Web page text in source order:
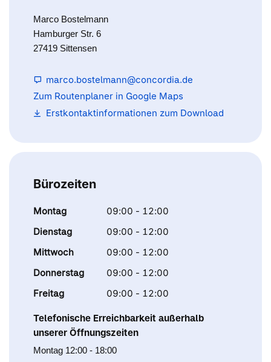
Marco Bostelmann
Hamburger Str. 6
27419 Sittensen
marco.bostelmann@concordia.de
Zum Routenplaner in Google Maps
Erstkontaktinformationen zum Download
Bürozeiten
Montag
09:00 - 12:00
Dienstag
09:00 - 12:00
Mittwoch
09:00 - 12:00
Donnerstag
09:00 - 12:00
Freitag
09:00 - 12:00
Telefonische Erreichbarkeit außerhalb
unserer Öffnungszeiten
Montag 12:00 - 18:00